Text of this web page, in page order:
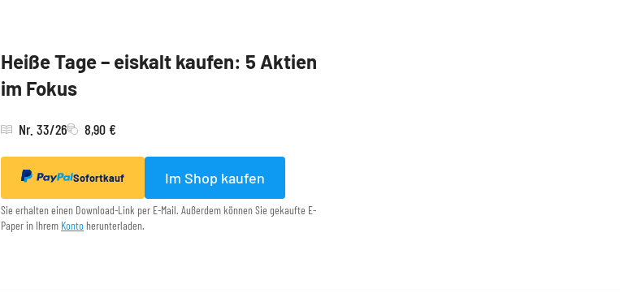
Heiße Tage – eiskalt kaufen: 5 Aktien
im Fokus
Nr. 33/26 8,90 €
Sofortkauf Im Shop kaufen
Sie erhalten einen Download-Link per E-Mail. Außerdem können Sie gekaufte E-
Paper in Ihrem Konto herunterladen.